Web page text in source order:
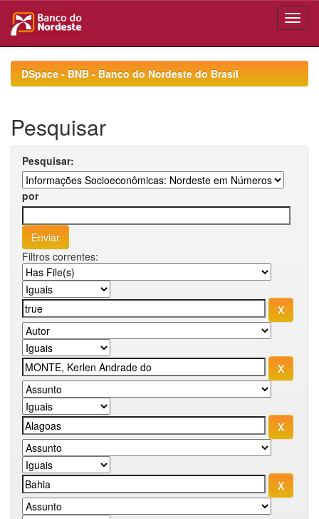
navigationDSpace - BNB - Banco do Nordeste do Brasil
Pesquisar
Pesquisar:
por
Filtros correntes: